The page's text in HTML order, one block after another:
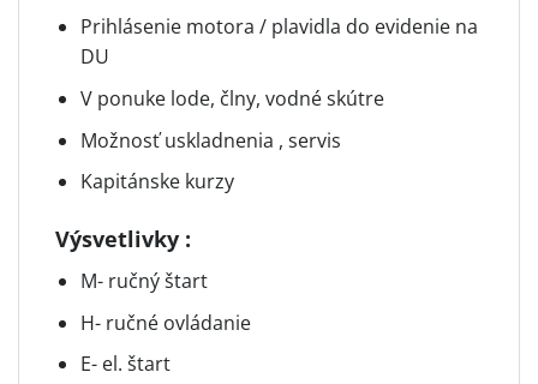
Prihlásenie motora / plavidla do evidenie na
DU
V ponuke lode, člny, vodné skútre
Možnosť uskladnenia , servis
Kapitánske kurzy
Výsvetlivky :
M- ručný štart
H- ručné ovládanie
E- el. štart